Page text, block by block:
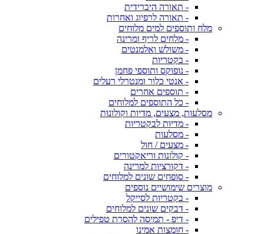
- תאורה היברידית
- תאורה לרפיוג ואחרות
מלח ותוספים למים מלוחים
- מלחים לריף ומרינה
- משולש ואלמנטים
- בקטריות
- נופוקס ותוספי פחמן
- אנטי כלור ומנטרלי רעלים
- תוספים אחרים
- כל התוספים למלוחים
מסלעות, מצעים, מדיות וקולונות
- מדיות לבקטריות
- מסלעות
- מצעים / חול
- קולונות וריאקטורים
- דקורציות למרינה
- סופחים שונים למלוחים
מוצרים שימושיים נוספים
- בקטריות לסייקל
- דבקים שונים למלוחים
- דיפ - תמיסה להסרת טפילים
- חומצות אמינו